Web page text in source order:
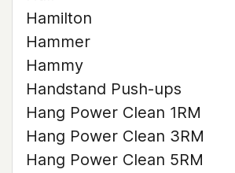
Hamilton
Hammer
Hammy
Handstand Push-ups
Hang Power Clean 1RM
Hang Power Clean 3RM
Hang Power Clean 5RM